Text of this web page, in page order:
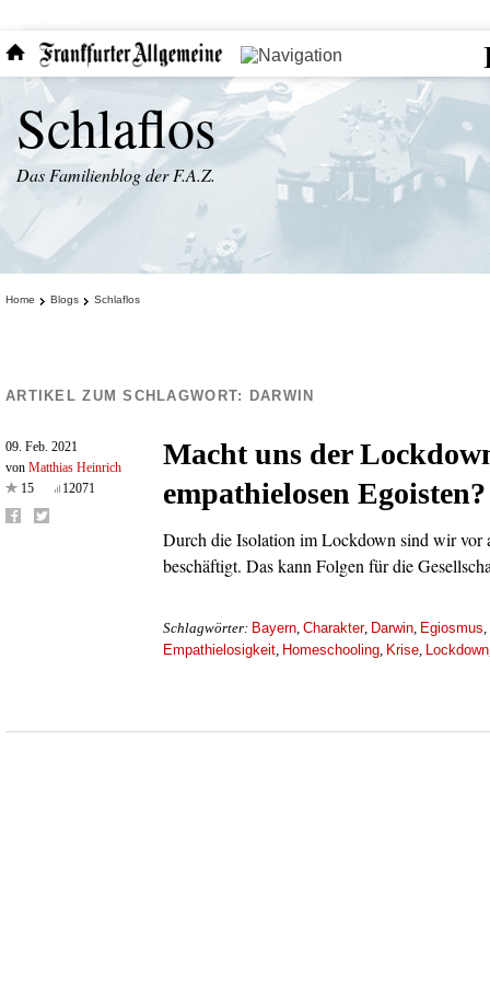
Schlaflos
Das Familienblog der F.A.Z.
Home Blogs Schlaflos
ARTIKEL ZUM SCHLAGWORT: DARWIN
09. Feb. 2021
von Matthias Heinrich
15
12071
Macht uns der
empathielosen Egoisten?
Durch die Isolation im Lockdown sind wir vor
beschäftigt. Das kann Folgen für die
Schlagwörter: Bayern, Charakter, Darwin, Egiosmus,
Empathielosigkeit, Homeschooling, Krise, Lockdown